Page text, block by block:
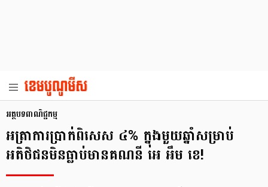
អត្ថបទពាណិជ្ជកម្ម
អត្រាការប្រាក់ពិសេស ៤% ក្នុងមួយឆ្នាំសម្រាប់
អតិថិជនមិនធ្លាប់មានគណនី អេ អឹម ខេ!